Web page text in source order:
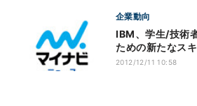
企業動向
IBM、学生/技術
ための新たなス
2012/12/11 10:58